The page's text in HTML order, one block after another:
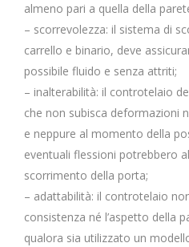
almeno pari a quella della
– scorrevolezza: il sistema di
carrello e binario, deve
possibile fluido e senza attriti;
– inalterabilità: il controtelaio
che non subisca deformazioni
e neppure al momento della
eventuali flessioni potrebbero
scorrimento della porta;
– adattabilità: il controtelaio
consistenza né l’aspetto della
qualora sia utilizzato un